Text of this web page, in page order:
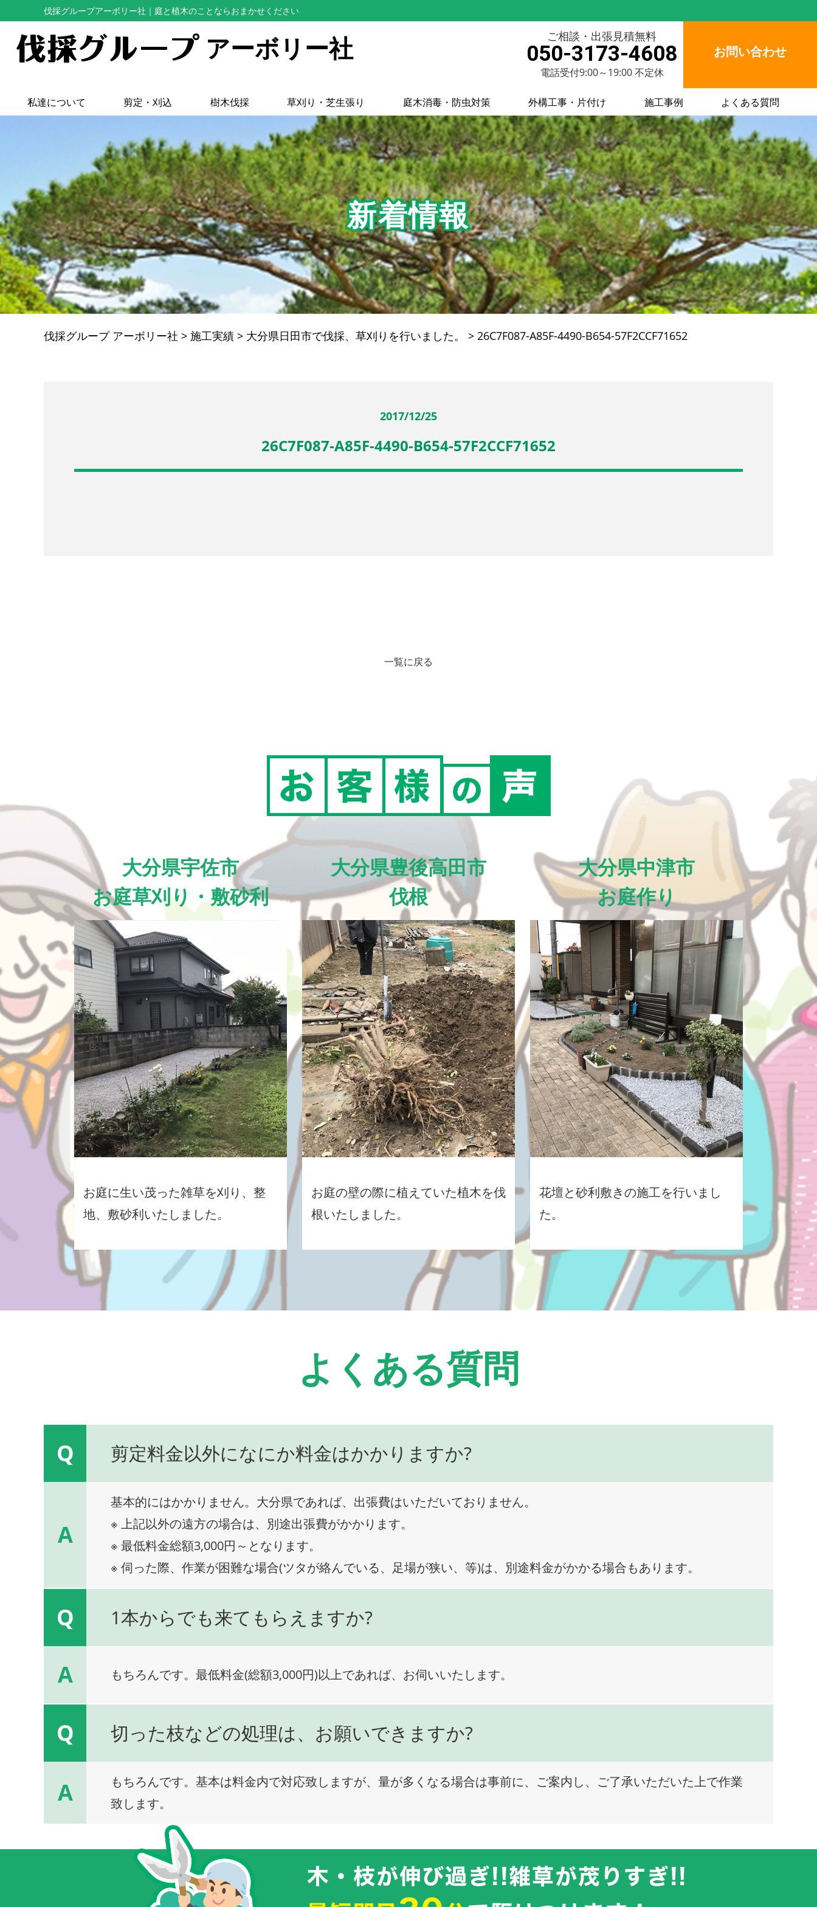
伐採グループアーボリー社 ｜庭と植木のことならおまかせください
アーボリー社 ご相談・出張見積無料
050-3173-4608
電話受付9:00～19:00 不定休
お問い合わせ
私達について 剪定・刈込 樹木伐採 草刈り・芝生張り 庭木消毒・防虫対策 外構工事・片付け 施工事例 よくある質問
新着情報
伐採グループ アーボリー社 > 施工実績 > 大分県日田市で伐採、草刈りを行いました。 > 26C7F087-A85F-4490-B654-57F2CCF71652
2017/12/25
26C7F087-A85F-4490-B654-57F2CCF71652
一覧に戻る
大分県宇佐市
お庭草刈り・敷砂利
お庭に生い茂った雑草を刈り、整
地、敷砂利いたしました。
大分県豊後高田市
伐根
お庭の壁の際に植えていた植木を伐
根いたしました。
大分県中津市
お庭作り
花壇と砂利敷きの施工を行いまし
た。
よくある質問
Q 剪定料金以外になにか料金はかかりますか?
A
基本的にはかかりません。大分県であれば、出張費はいただいておりません。
※ 上記以外の遠方の場合は、別途出張費がかかります。
※ 最低料金総額3,000円～となります。
※ 伺った際、作業が困難な場合(ツタが絡んでいる、足場が狭い、等)は、別途料金がかかる場合もあります。
Q 1本からでも来てもらえますか?
A もちろんです。最低料金(総額3,000円)以上であれば、お伺いいたします。
Q 切った枝などの処理は、お願いできますか?
A
もちろんです。基本は料金内で対応致しますが、量が多くなる場合は事前に、ご案内し、ご了承いただいた上で作業
致します。